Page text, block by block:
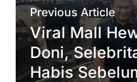
A
p
p
e
r
o
o
k
Previous Article
Viral Mall
Doni,
Habis